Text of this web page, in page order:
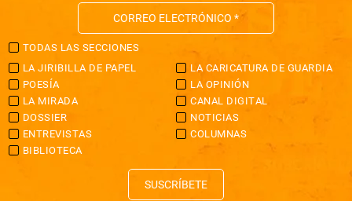
TODAS LAS SECCIONES
LA JIRIBILLA DE PAPEL
LA CARICATURA DE GUARDIA
POESÍA
LA OPINIÓN
LA MIRADA
CANAL DIGITAL
DOSSIER
NOTICIAS
ENTREVISTAS
COLUMNAS
BIBLIOTECA
SUSCRÍBETE